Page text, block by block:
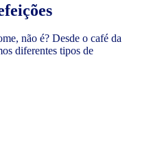
não é? Desde o café da
diferentes tipos de